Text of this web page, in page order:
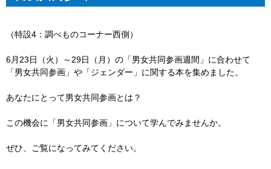
（特設4：調べものコーナー西側）
6月23日（火）～29日（月）の「男女共同参画週間」に合わせて
「男女共同参画」や「ジェンダー」に関する本を集めました。
あなたにとって男女共同参画とは？
この機会に「男女共同参画」について学んでみませんか。
ぜひ、ご覧になってみてください。